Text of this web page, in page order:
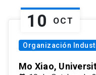
10 OCT
Organización
Mo Xiao,